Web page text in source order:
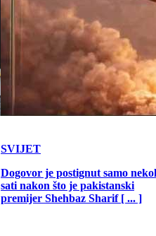
SVIJET
Dogovor je postignut samo
sati nakon što je pakistanski
premijer Shehbaz Sharif [ ... ]